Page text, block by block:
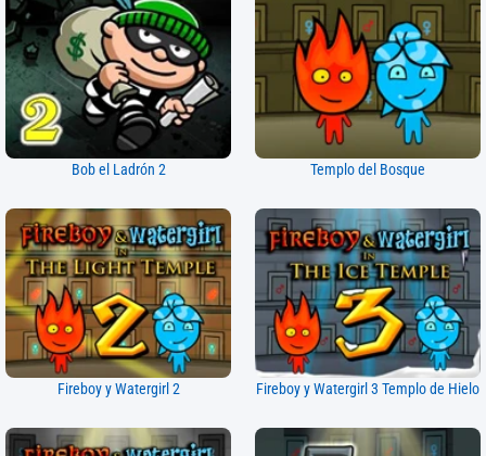
Bob el Ladrón 2 Templo del Bosque
Fireboy y Watergirl 2 Fireboy y Watergirl 3 Templo de Hielo